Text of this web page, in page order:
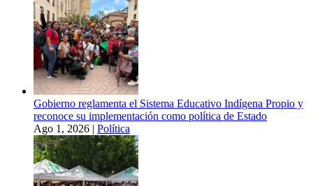
Gobierno reglamenta el Sistema Educativo Indígena Propio y
reconoce su implementación como política de Estado
Ago 1, 2026 | Política